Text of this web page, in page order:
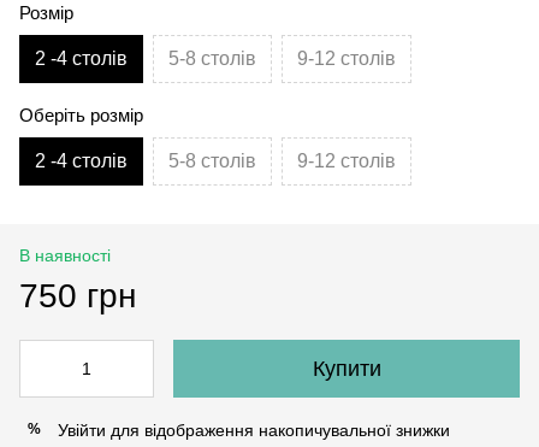
Розмір
2 -4 столів 5-8 столів 9-12 столів
Оберіть розмір
2 -4 столів 5-8 столів 9-12 столів
В наявності
750 грн
Купити
% Увійти для відображення накопичувальної знижки